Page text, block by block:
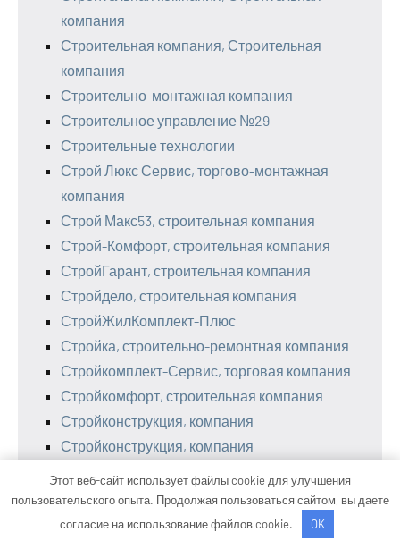
компания
Строительная компания, Строительная
компания
Строительно-монтажная компания
Строительное управление №29
Строительные технологии
Строй Люкс Сервис, торгово-монтажная
компания
Строй Макс53, строительная компания
Строй-Комфорт, строительная компания
СтройГарант, строительная компания
Стройдело, строительная компания
СтройЖилКомплект-Плюс
Стройка, строительно-ремонтная компания
Стройкомплект-Сервис, торговая компания
Стройкомфорт, строительная компания
Стройконструкция, компания
Стройконструкция, компания
Стронг Билдингс, производственная
компания
Этот веб-сайт использует файлы cookie для улучшения
пользовательского опыта. Продолжая пользоваться сайтом, вы даете
согласие на использование файлов cookie.
OK